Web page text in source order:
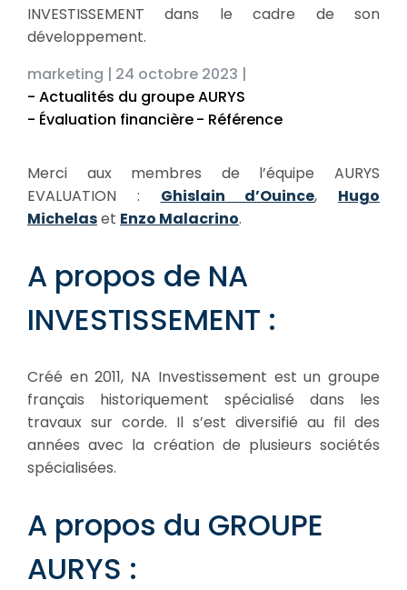
INVESTISSEMENT dans le cadre de son
développement.
marketing | 24 octobre 2023 |
- Actualités du groupe AURYS
- Évaluation financière- Référence
Merci aux membres de l’équipe AURYS
EVALUATION : Ghislain d’Ouince, Hugo
Michelaset Enzo Malacrino.
A propos de NA
INVESTISSEMENT :
Créé en 2011, NA Investissement est un groupe
français historiquement spécialisé dans les
travaux sur corde. Il s’est diversifié au fil des
années avec la création de plusieurs sociétés
spécialisées.
A propos du GROUPE
AURYS :